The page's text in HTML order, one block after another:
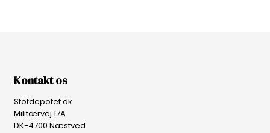
Kontakt os
Stofdepotet.dk
Militærvej 17A
DK-4700 Næstved